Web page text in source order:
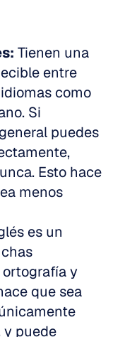
Tienen una
entre
como
Si
puedes
Esto hace
menos
es un
y
que sea
y puede